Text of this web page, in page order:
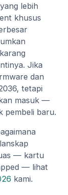
lebih
khusus
Jika
dan
tetapi
masuk —
pembeli baru.
— kartu
— lihat
kami.